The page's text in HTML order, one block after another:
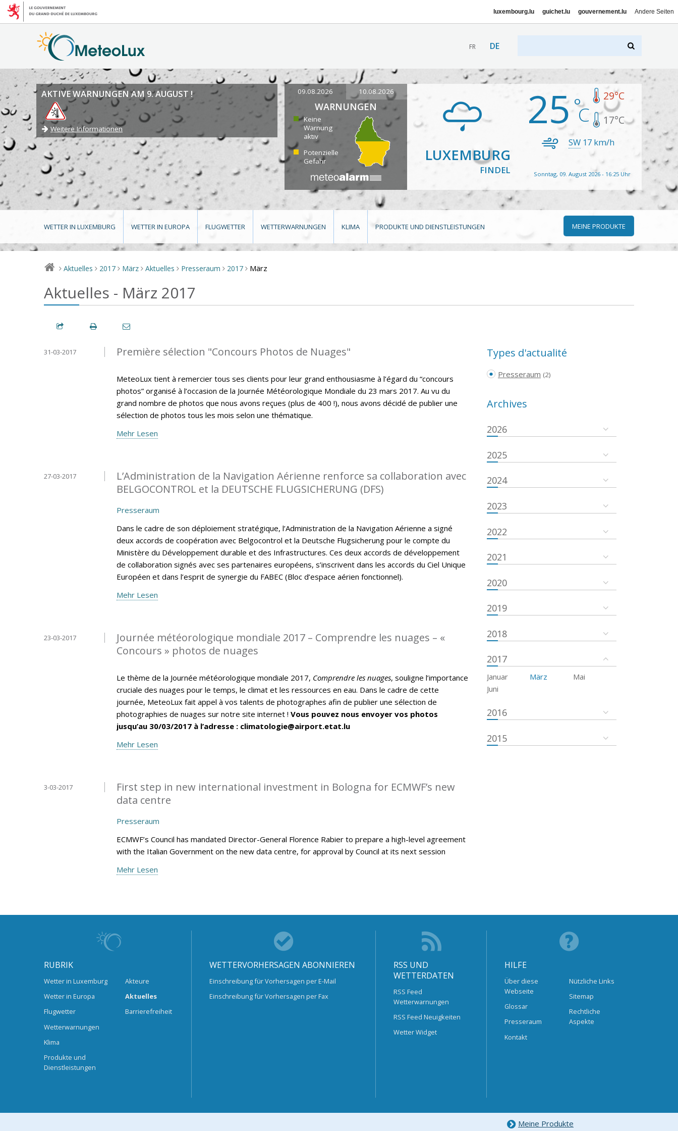
luxembourg.lu guichet.lu gouvernement.lu Andere Seiten
FR DE
AKTIVE WARNUNGEN AM 9. AUGUST !
Weitere Informationen
09.08.2026 10.08.2026
WARNUNGEN
Keine
Warnung
aktiv
Potenzielle
Gefahr
LUXEMBURG
FINDEL
25 29°C
17°C
SW 17 km/h
Sonntag, 09. August 2026 - 16:25 Uhr
WETTER IN LUXEMBURG WETTER IN EUROPA FLUGWETTER WETTERWARNUNGEN KLIMA PRODUKTE UND DIENSTLEISTUNGEN MEINE PRODUKTE
> Aktuelles > 2017 > März > Aktuelles > Presseraum > 2017 > März
Aktuelles - März 2017
Première sélection "Concours Photos de Nuages"
31-03-2017
MeteoLux tient à remercier tous ses clients pour leur grand enthousiasme à l’égard du “concours
photos” organisé à l’occasion de la Journée Météorologique Mondiale du 23 mars 2017. Au vu du
grand nombre de photos que nous avons reçues (plus de 400 !), nous avons décidé de publier une
sélection de photos tous les mois selon une thématique.
Mehr Lesen
L’Administration de la Navigation Aérienne renforce sa collaboration avec
BELGOCONTROL et la DEUTSCHE FLUGSICHERUNG (DFS)
27-03-2017
Presseraum
Dans le cadre de son déploiement stratégique, l’Administration de la Navigation Aérienne a signé
deux accords de coopération avec Belgocontrol et la Deutsche Flugsicherung pour le compte du
Ministère du Développement durable et des Infrastructures. Ces deux accords de développement
de collaboration signés avec ses partenaires européens, s’inscrivent dans les accords du Ciel Unique
Européen et dans l’esprit de synergie du FABEC (Bloc d’espace aérien fonctionnel).
Mehr Lesen
Journée météorologique mondiale 2017 – Comprendre les nuages – «
Concours » photos de nuages
23-03-2017
Le thème de la Journée météorologique mondiale 2017, Comprendre les nuages, souligne l’importance
cruciale des nuages pour le temps, le climat et les ressources en eau. Dans le cadre de cette
journée, MeteoLux fait appel à vos talents de photographes afin de publier une sélection de
photographies de nuages sur notre site internet ! Vous pouvez nous envoyer vos photos
jusqu’au 30/03/2017 à l’adresse : climatologie@airport.etat.lu
Mehr Lesen
First step in new international investment in Bologna for ECMWF’s new
data centre
3-03-2017
Presseraum
ECMWF’s Council has mandated Director-General Florence Rabier to prepare a high-level agreement
with the Italian Government on the new data centre, for approval by Council at its next session
Mehr Lesen
Types d'actualité
Presseraum (2)
Archives
2026
2025
2024
2023
2022
2021
2020
2019
2018
2017
Januar März
Mai
Juni
2016
2015
RUBRIK
Wetter in Luxemburg
Wetter in Europa
Flugwetter
Wetterwarnungen
Klima
Produkte und
Dienstleistungen
Akteure
Aktuelles
Barrierefreiheit
WETTERVORHERSAGEN ABONNIEREN
Einschreibung für Vorhersagen per E-Mail
Einschreibung für Vorhersagen per Fax
RSS UND
WETTERDATEN
RSS Feed
Wetterwarnungen
RSS Feed Neuigkeiten
Wetter Widget
HILFE
Über diese
Webseite
Glossar
Presseraum
Kontakt
Nützliche Links
Sitemap
Rechtliche
Aspekte
Meine Produkte